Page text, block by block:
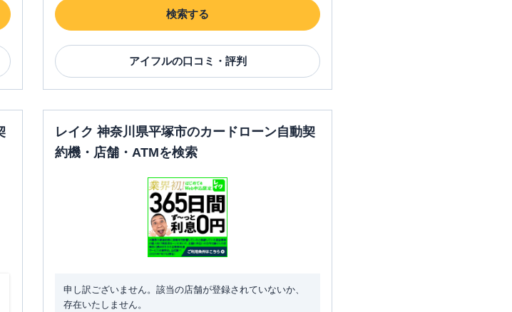
検索する
アイフルの口コミ・評判
レイク 神奈川県平塚市のカードローン自動契
約機・店舗・ATMを検索
申し訳ございません。該当の店舗が登録されていないか、
存在いたしません。